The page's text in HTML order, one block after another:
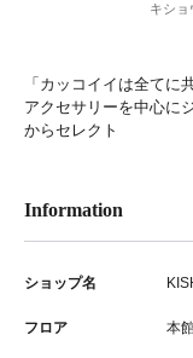
JP
キショ
「カッコイイは全てに
アクセサリーを中心に
からセレクト
Information
ショップ名
フロア 本